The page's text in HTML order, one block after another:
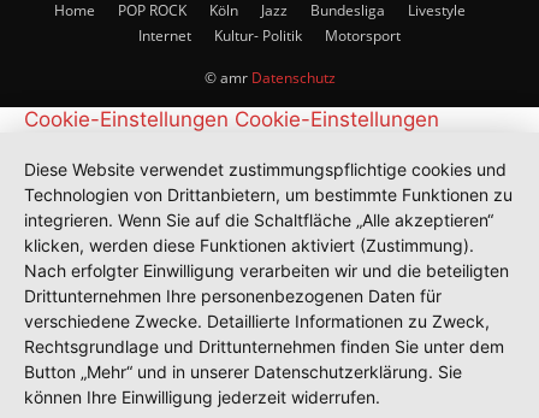
Home POP ROCK Köln Jazz Bundesliga
Livestyle
Internet
Kultur- Politik Motorsport
© amr Datenschutz
Cookie-Einstellungen Cookie-Einstellungen
Diese Website verwendet zustimmungspflichtige cookies und
Technologien von Drittanbietern, um bestimmte Funktionen zu
integrieren. Wenn Sie auf die Schaltfläche „Alle akzeptieren“
klicken, werden diese Funktionen aktiviert (Zustimmung).
Nach erfolgter Einwilligung verarbeiten wir und die beteiligten
Drittunternehmen Ihre personenbezogenen Daten für
verschiedene Zwecke. Detaillierte Informationen zu Zweck,
Rechtsgrundlage und Drittunternehmen finden Sie unter dem
Button „Mehr“ und in unserer Datenschutzerklärung. Sie
können Ihre Einwilligung jederzeit widerrufen.